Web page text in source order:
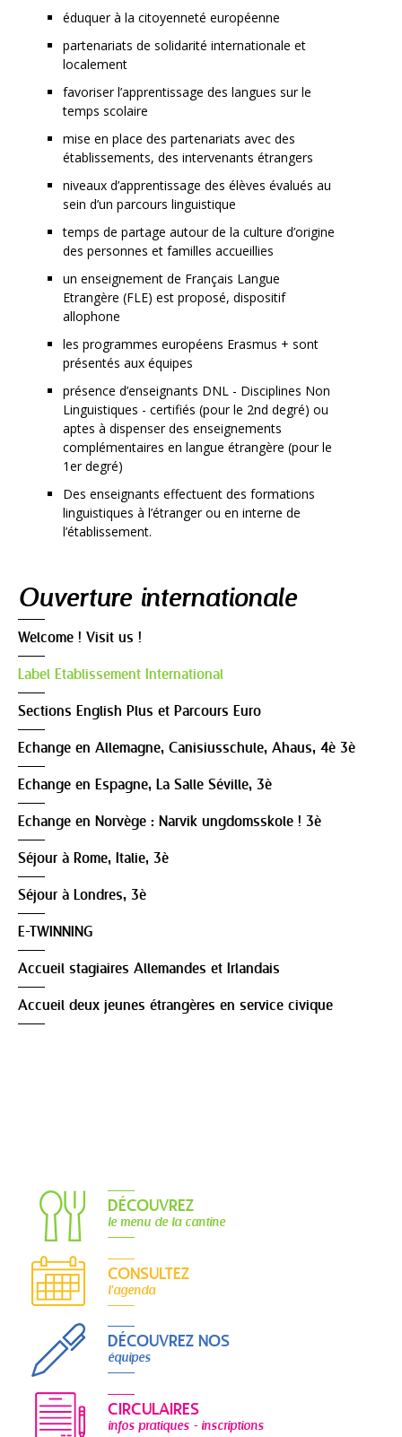
éduquer à la citoyenneté européenne
partenariats de solidarité internationale et
localement
favoriser l’apprentissage des langues sur le
temps scolaire
mise en place des partenariats avec des
établissements, des intervenants étrangers
niveaux d’apprentissage des élèves évalués au
sein d’un parcours linguistique
temps de partage autour de la culture d’origine
des personnes et familles accueillies
un enseignement de Français Langue
Etrangère (FLE) est proposé, dispositif
allophone
les programmes européens Erasmus + sont
présentés aux équipes
présence d’enseignants DNL - Disciplines Non
Linguistiques - certifiés (pour le 2nd degré) ou
aptes à dispenser des enseignements
complémentaires en langue étrangère (pour le
1er degré)
Des enseignants effectuent des formations
linguistiques à l’étranger ou en interne de
l’établissement.
Ouverture internationale
Welcome ! Visit us !
Label Etablissement International
Sections English Plus et Parcours Euro
Echange en Allemagne, Canisiusschule, Ahaus, 4è 3è
Echange en Espagne, La Salle Séville, 3è
Echange en Norvège : Narvik ungdomsskole ! 3è
Séjour à Rome, Italie, 3è
Séjour à Londres, 3è
E-TWINNING
Accueil stagiaires Allemandes et Irlandais
Accueil deux jeunes étrangères en service civique
DÉCOUVREZ
le menu de la cantine
CONSULTEZ
l'agenda
DÉCOUVREZ NOS
équipes
CIRCULAIRES
infos pratiques - inscriptions